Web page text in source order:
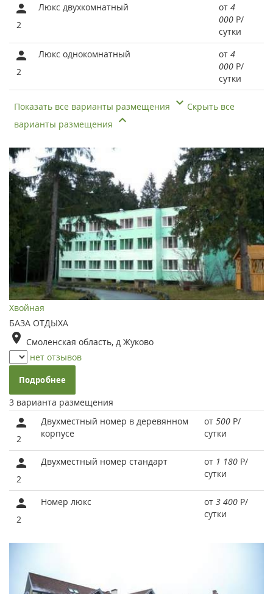
2
Люкс двухкомнатный от 4
000 Р/
сутки
2
Люкс однокомнатный от 4
000 Р/
сутки
Показать все варианты размещения
Скрыть все
варианты размещения
Хвойная
БАЗА ОТДЫХА
Смоленская область, д Жуково
нет отзывов
Подробнее
3 варианта размещения
2
Двухместный номер в деревянном
корпусе
от 500 Р/
сутки
2
Двухместный номер стандарт от 1 180 Р/
сутки
2
Номер люкс от 3 400 Р/
сутки